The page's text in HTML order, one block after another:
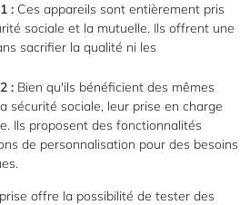
: Ces appareils sont entièrement pris
sociale et la mutuelle. Ils offrent une
sacrifier la qualité ni les
: Bien qu'ils bénéficient des mêmes
sécurité sociale, leur prise en charge
Ils proposent des fonctionnalités
de personnalisation pour des besoins
offre la possibilité de tester des